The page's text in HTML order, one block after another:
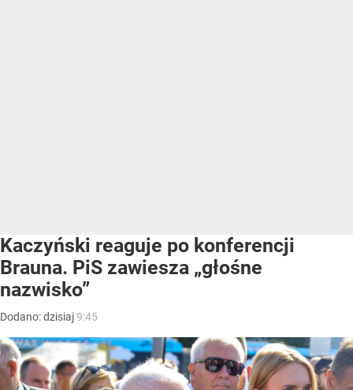
Kaczyński reaguje po konferencji
Brauna. PiS zawiesza „głośne
nazwisko”
Dodano:dzisiaj9:45